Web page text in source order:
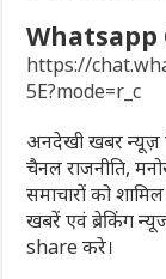
Whatsapp
https://
5E?mode=r_c
अनदेखी खबर न्यूज़
चैनल राजनीति,
समाचारों को
खबरें एवं ब्रेकिंग
share करे।